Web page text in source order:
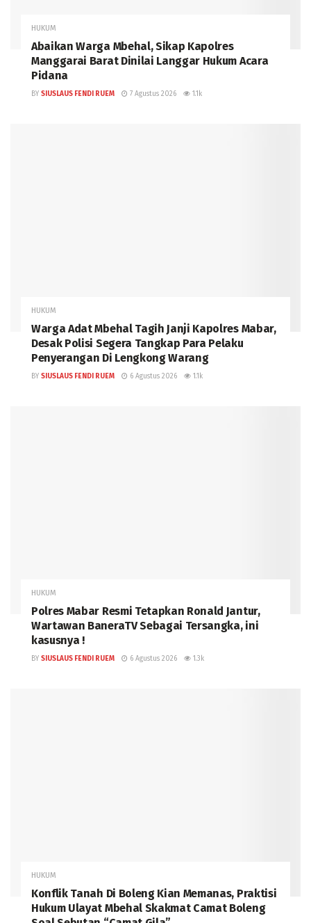
HUKUM
Abaikan Warga Mbehal, Sikap Kapolres
Manggarai Barat Dinilai Langgar Hukum Acara
Pidana
BY SIUSLAUS FENDI RUEM 7 Agustus 2026 1.1k
HUKUM
Warga Adat Mbehal Tagih Janji Kapolres Mabar,
Desak Polisi Segera Tangkap Para Pelaku
Penyerangan Di Lengkong Warang
BY SIUSLAUS FENDI RUEM 6 Agustus 2026 1.1k
HUKUM
Polres Mabar Resmi Tetapkan Ronald Jantur,
Wartawan BaneraTV Sebagai Tersangka, ini
kasusnya !
BY SIUSLAUS FENDI RUEM 6 Agustus 2026 1.3k
HUKUM
Konflik Tanah Di Boleng Kian Memanas, Praktisi
Hukum Ulayat Mbehal Skakmat Camat Boleng